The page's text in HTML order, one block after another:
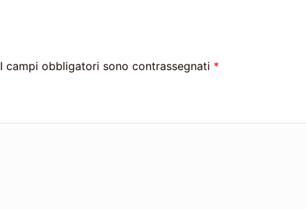
I campi obbligatori sono contrassegnati *